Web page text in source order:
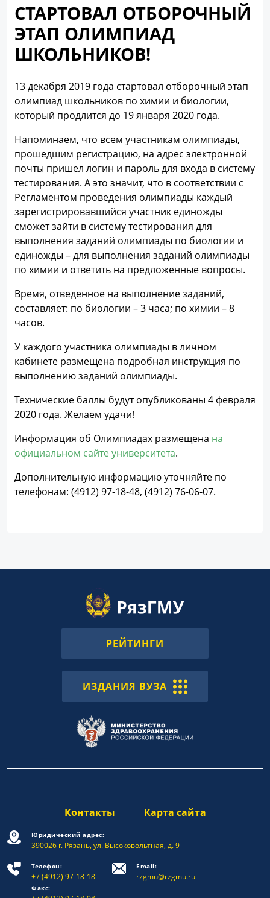
СТАРТОВАЛ ОТБОРОЧНЫЙ
ЭТАП ОЛИМПИАД
ШКОЛЬНИКОВ!
13 декабря 2019 года стартовал отборочный этап
олимпиад школьников по химии и биологии,
который продлится до 19 января 2020 года.
Напоминаем, что всем участникам олимпиады,
прошедшим регистрацию, на адрес электронной
почты пришел логин и пароль для входа в систему
тестирования. А это значит, что в соответствии с
Регламентом проведения олимпиады каждый
зарегистрировавшийся участник единожды
сможет зайти в систему тестирования для
выполнения заданий олимпиады по биологии и
единожды – для выполнения заданий олимпиады
по химии и ответить на предложенные вопросы.
Время, отведенное на выполнение заданий,
составляет: по биологии – 3 часа; по химии – 8
часов.
У каждого участника олимпиады в личном
кабинете размещена подробная инструкция по
выполнению заданий олимпиады.
Технические баллы будут опубликованы 4 февраля
2020 года. Желаем удачи!
Информация об Олимпиадах размещена на
официальном сайте университета.
Дополнительную информацию уточняйте по
телефонам: (4912) 97-18-48, (4912) 76-06-07.
РЕЙТИНГИ
ИЗДАНИЯ ВУЗА
Контакты Карта сайта
Юридический адрес:
390026 г. Рязань, ул. Высоковольтная, д. 9
Телефон:
+7 (4912) 97-18-18
Факс:
Email:
rzgmu@rzgmu.ru